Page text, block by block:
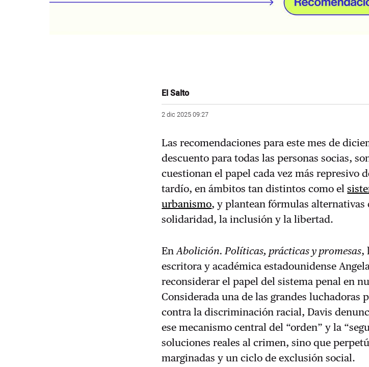
El Salto
2 dic 2025 09:27
Las recomendaciones para este mes de
descuento para todas las personas socias,
cuestionan el papel cada vez más represivo
tardío, en ámbitos tan distintos como el
urbanismo, y plantean fórmulas alternativas
solidaridad, la inclusión y la libertad.
EnAbolición. Políticas, prácticas y promesas,
escritora y académica estadounidense
reconsiderar el papel del sistema penal en
Considerada una de las grandes luchadoras
contra la discriminación racial, Davis
ese mecanismo central del “orden” y la
soluciones reales al crimen, sino que
marginadas y un ciclo de exclusión social.